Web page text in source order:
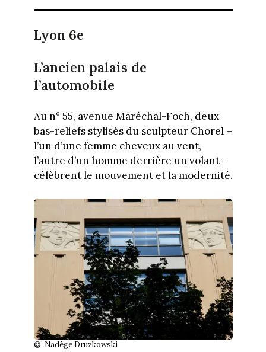
Lyon 6e
L’ancien palais de
l’automobile
Au n° 55, avenue Maréchal-Foch, deux
bas-reliefs stylisés du sculpteur Chorel –
l’un d’une femme cheveux au vent,
l’autre d’un homme derrière un volant –
célèbrent le mouvement et la modernité.
© Nadège Druzkowski